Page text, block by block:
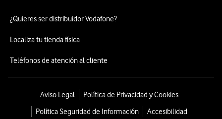
¿Quieres ser distribuidor Vodafone?
Localiza tu tienda física
Teléfonos de atención al cliente
Aviso Legal
Política de Privacidad y Cookies
Política Seguridad de Información
Accesibilidad